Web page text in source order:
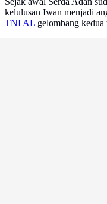
kelulusan Iwan menjadi
TNI AL gelombang